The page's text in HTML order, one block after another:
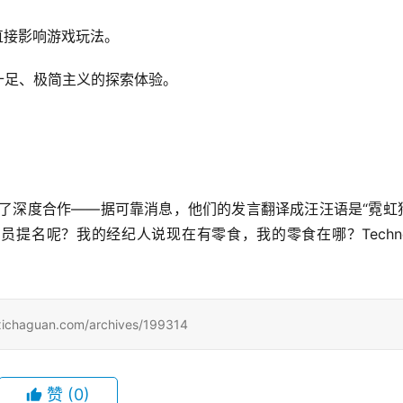
影响游戏玩法。
、极简主义的探索体验。
度合作——据可靠消息，他们的发言翻译成汪汪语是“霓虹
提名呢？我的经纪人说现在有零食，我的零食在哪？
archives/199314
赞 (0)